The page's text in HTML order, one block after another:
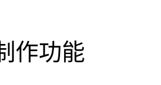
作功能